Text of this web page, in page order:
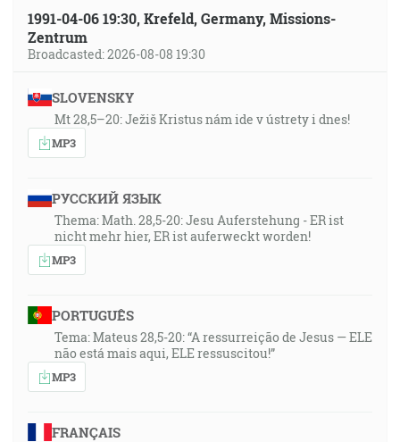
1991-04-06 19:30, Krefeld, Germany, Missions-
Zentrum
Broadcasted: 2026-08-08 19:30
SLOVENSKY
Mt 28,5–20: Ježiš Kristus nám ide v ústrety i dnes!
MP3
РУССКИЙ ЯЗЫК
Thema: Math. 28,5-20: Jesu Auferstehung - ER ist
nicht mehr hier, ER ist auferweckt worden!
MP3
PORTUGUÊS
Tema: Mateus 28,5-20: “A ressurreição de Jesus — ELE
não está mais aqui, ELE ressuscitou!”
MP3
FRANÇAIS